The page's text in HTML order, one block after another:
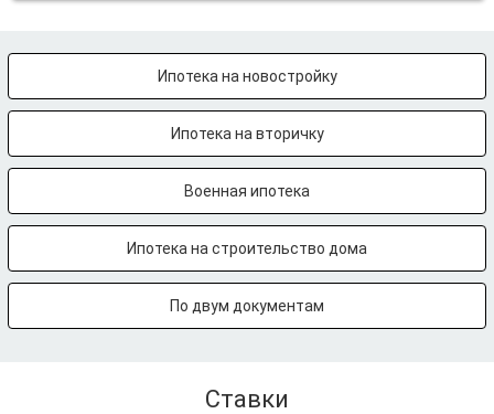
Ипотека на новостройку
Ипотека на вторичку
Военная ипотека
Ипотека на строительство дома
По двум документам
Ставки